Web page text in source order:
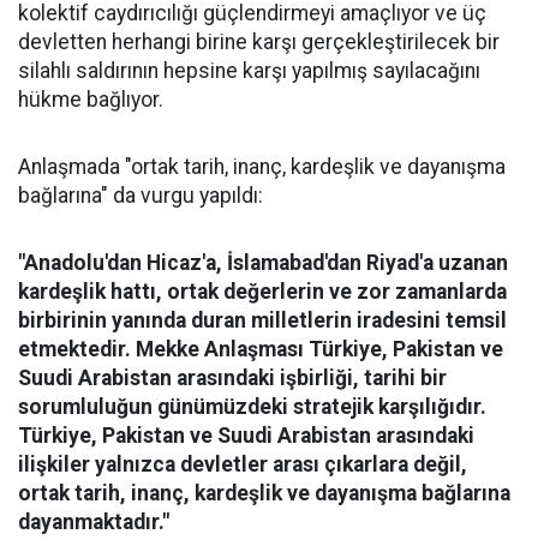
kolektif caydırıcılığı güçlendirmeyi amaçlıyor ve üç
devletten herhangi birine karşı gerçekleştirilecek bir
silahlı saldırının hepsine karşı yapılmış sayılacağını
hükme bağlıyor.
Anlaşmada "ortak tarih, inanç, kardeşlik ve dayanışma
bağlarına" da vurgu yapıldı:
"Anadolu'dan Hicaz'a, İslamabad'dan Riyad'a uzanan
kardeşlik hattı, ortak değerlerin ve zor zamanlarda
birbirinin yanında duran milletlerin iradesini temsil
etmektedir. Mekke Anlaşması Türkiye, Pakistan ve
Suudi Arabistan arasındaki işbirliği, tarihi bir
sorumluluğun günümüzdeki stratejik karşılığıdır.
Türkiye, Pakistan ve Suudi Arabistan arasındaki
ilişkiler yalnızca devletler arası çıkarlara değil,
ortak tarih, inanç, kardeşlik ve dayanışma bağlarına
dayanmaktadır."